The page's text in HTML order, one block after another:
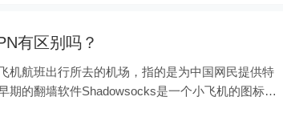
有区别吗？
机航班出行所去的机场，指的是为中国网民提供特
期的翻墙软件Shadowsocks是一个小飞机的图标，